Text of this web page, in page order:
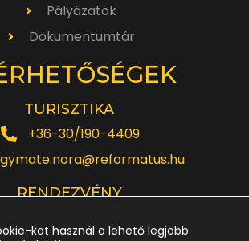
Pályázatok
Dokumentumtár
TURISZTIKA
+36-30/190-4409
RENDEZVÉNY
kat használ a lehető legjobb